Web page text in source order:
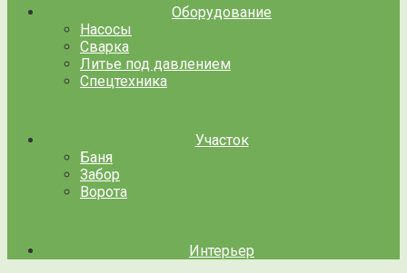
Оборудование
Насосы
Сварка
Литье под давлением
Спецтехника
Участок
Баня
Забор
Ворота
Интерьер